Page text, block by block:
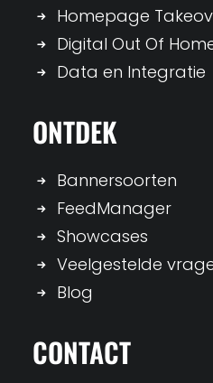
Homepage
Digital Out Of
Data en Integratie
ONTDEK
Bannersoorten
FeedManager
Showcases
Veelgestelde
Blog
CONTACT